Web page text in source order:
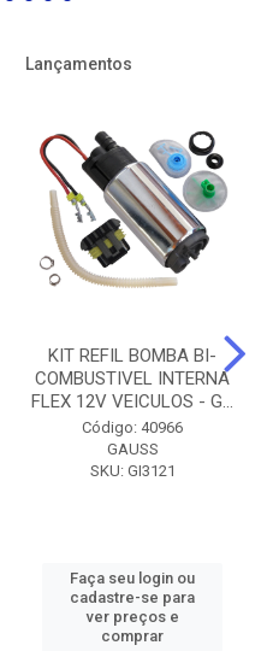
Lançamentos
KIT REFIL BOMBA BI-
COMBUSTIVEL INTERNA
FLEX 12V VEICULOS - G...
Código: 40966
GAUSS
SKU: GI3121
Faça seu login ou
cadastre-se para
ver preços e
comprar